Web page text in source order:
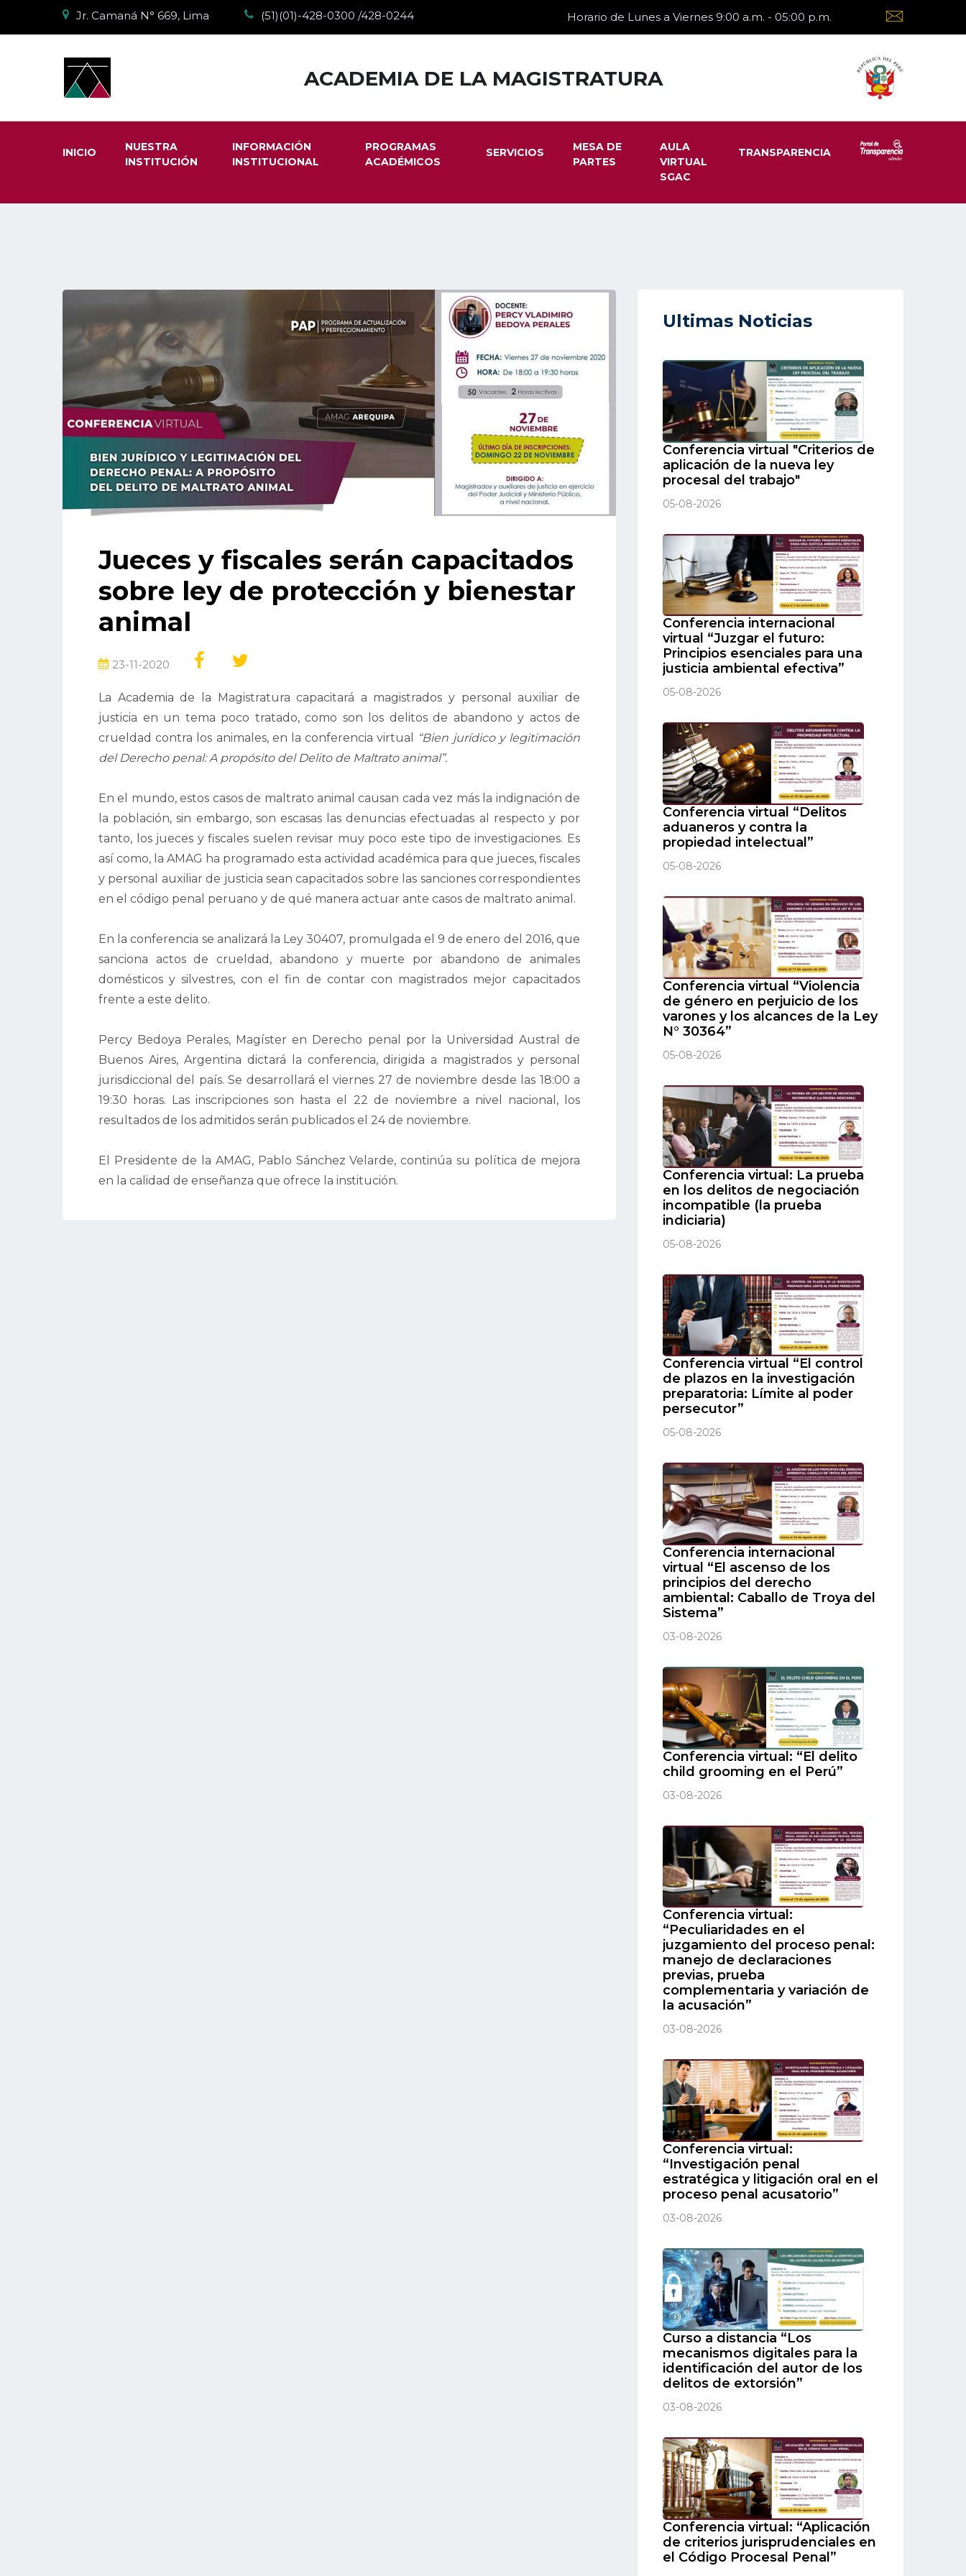
Jr. Camaná N° 669, Lima (51)(01)-428-0300 /428-0244 Horario de Lunes a Viernes 9:00 a.m. - 05:00 p.m.
ACADEMIA DE LA MAGISTRATURA
INICIO
NUESTRA
INSTITUCIÓN
INFORMACIÓN
INSTITUCIONAL
PROGRAMAS
ACADÉMICOS
SERVICIOS
MESA DE
PARTES
AULA
VIRTUAL
SGAC
TRANSPARENCIA
Jueces y fiscales serán capacitados
sobre ley de protección y bienestar
animal
23-11-2020
La Academia de la Magistratura capacitará a magistrados y personal auxiliar de
justicia en un tema poco tratado, como son los delitos de abandono y actos de
crueldad contra los animales, en la conferencia virtual
“Bien jurídico y legitimación
del Derecho penal: A propósito del Delito de Maltrato animal”.
En el mundo, estos casos de maltrato animal causan cada vez más la indignación de
la población, sin embargo, son escasas las denuncias efectuadas al respecto y por
tanto, los jueces y fiscales suelen revisar muy poco este tipo de investigaciones. Es
así como, la AMAG ha programado esta actividad académica para que jueces, fiscales
y personal auxiliar de justicia sean capacitados sobre las sanciones correspondientes
en el código penal peruano y de qué manera actuar ante casos de maltrato animal.
En la conferencia se analizará la Ley 30407, promulgada el 9 de enero del 2016, que
sanciona actos de crueldad, abandono y muerte por abandono de animales
domésticos y silvestres, con el fin de contar con magistrados mejor capacitados
frente a este delito.
Percy Bedoya Perales, Magíster en Derecho penal por la Universidad Austral de
Buenos Aires, Argentina dictará la conferencia, dirigida a magistrados y personal
jurisdiccional del país. Se desarrollará el viernes 27 de noviembre desde las 18:00 a
19:30 horas. Las inscripciones son hasta el 22 de noviembre a nivel nacional, los
resultados de los admitidos serán publicados el 24 de noviembre.
El Presidente de la AMAG, Pablo Sánchez Velarde, continúa su política de mejora
en la calidad de enseñanza que ofrece la institución.
Ultimas Noticias
Conferencia virtual "Criterios de
aplicación de la nueva ley
procesal del trabajo"
05-08-2026
Conferencia internacional
virtual “Juzgar el futuro:
Principios esenciales para una
justicia ambiental efectiva”
05-08-2026
Conferencia virtual “Delitos
aduaneros y contra la
propiedad intelectual”
05-08-2026
Conferencia virtual “Violencia
de género en perjuicio de los
varones y los alcances de la Ley
N° 30364”
05-08-2026
Conferencia virtual: La prueba
en los delitos de negociación
incompatible (la prueba
indiciaria)
05-08-2026
Conferencia virtual “El control
de plazos en la investigación
preparatoria: Límite al poder
persecutor”
05-08-2026
Conferencia internacional
virtual “El ascenso de los
principios del derecho
ambiental: Caballo de Troya del
Sistema”
03-08-2026
Conferencia virtual: “El delito
child grooming en el Perú”
03-08-2026
Conferencia virtual:
“Peculiaridades en el
juzgamiento del proceso penal:
manejo de declaraciones
previas, prueba
complementaria y variación de
la acusación”
03-08-2026
Conferencia virtual:
“Investigación penal
estratégica y litigación oral en el
proceso penal acusatorio”
03-08-2026
Curso a distancia “Los
mecanismos digitales para la
identificación del autor de los
delitos de extorsión”
03-08-2026
Conferencia virtual: “Aplicación
de criterios jurisprudenciales en
el Código Procesal Penal”